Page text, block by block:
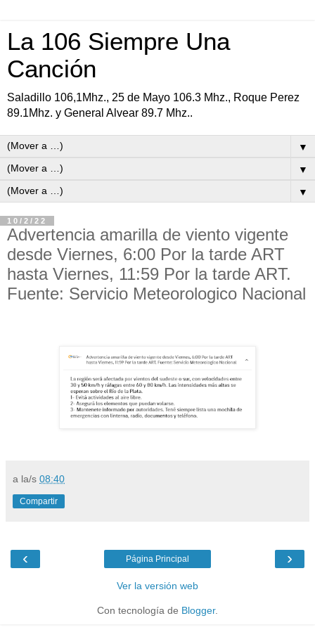
La 106 Siempre Una
Canción
Saladillo 106,1Mhz., 25 de Mayo 106.3 Mhz., Roque Perez
89.1Mhz. y General Alvear 89.7 Mhz..
▼
▼
▼
10/2/22
Advertencia amarilla de viento vigente
desde Viernes, 6:00 Por la tarde ART
hasta Viernes, 11:59 Por la tarde ART.
Fuente: Servicio Meteorologico Nacional
a la/s 08:40
Compartir
‹ ›
Página Principal
Ver la versión web
Con tecnología de Blogger.